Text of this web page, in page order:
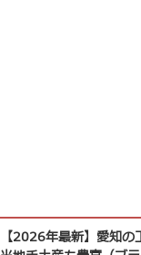
【2026年最新】愛知